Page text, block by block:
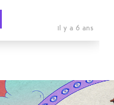
il y a 6 ans